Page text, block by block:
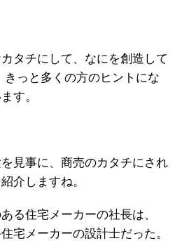
タチにして、なにを創造して
きっと多くの方のヒントにな
す。
見事に、商売のカタチにされ
介しますね。
る住宅メーカーの社長は、
宅メーカーの設計士だった。